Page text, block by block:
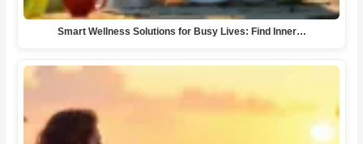
Smart Wellness Solutions for Busy Lives: Find Inner…